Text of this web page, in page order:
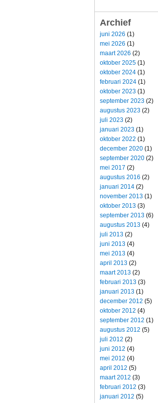
Archief
juni 2026 (1)
mei 2026 (1)
maart 2026 (2)
oktober 2025 (1)
oktober 2024 (1)
februari 2024 (1)
oktober 2023 (1)
september 2023 (2)
augustus 2023 (2)
juli 2023 (2)
januari 2023 (1)
oktober 2022 (1)
december 2020 (1)
september 2020 (2)
mei 2017 (2)
augustus 2016 (2)
januari 2014 (2)
november 2013 (1)
oktober 2013 (3)
september 2013 (6)
augustus 2013 (4)
juli 2013 (2)
juni 2013 (4)
mei 2013 (4)
april 2013 (2)
maart 2013 (2)
februari 2013 (3)
januari 2013 (1)
december 2012 (5)
oktober 2012 (4)
september 2012 (1)
augustus 2012 (5)
juli 2012 (2)
juni 2012 (4)
mei 2012 (4)
april 2012 (5)
maart 2012 (3)
februari 2012 (3)
januari 2012 (5)